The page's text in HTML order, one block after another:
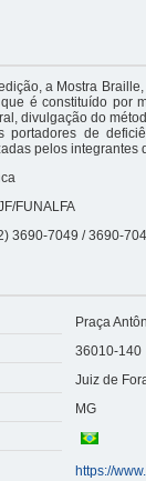
a Mostra
é constituído por
divulgação do
portadores de
pelos integrantes
FUNALFA
3690-7049 / 3690-
Praça
36010-140
Juiz de
MG
https://